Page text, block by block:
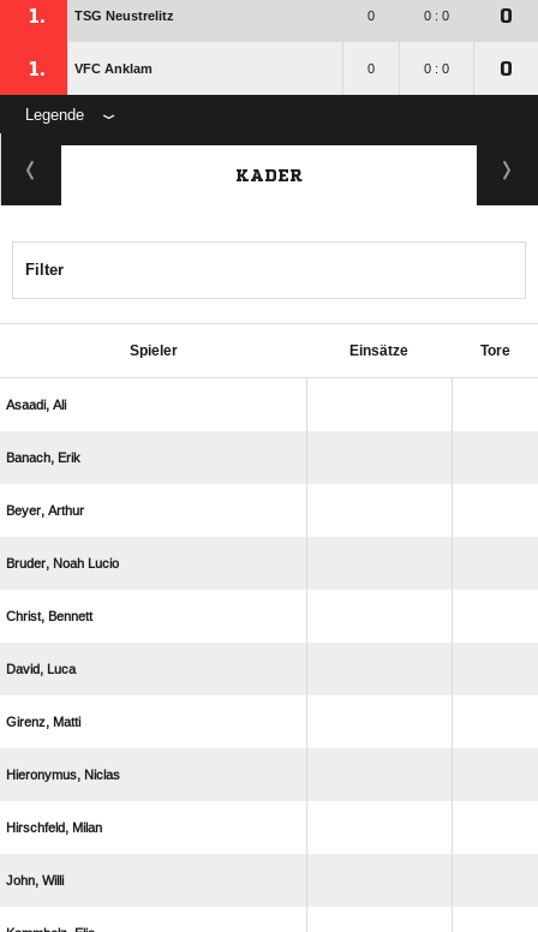
1. TSG Neustrelitz 0 0 : 0 0
1. VFC Anklam 0 0 : 0 0
Legende
KADER
Filter
Spieler Einsätze Tore
 
 
 
  
 
 
 
 
 
 